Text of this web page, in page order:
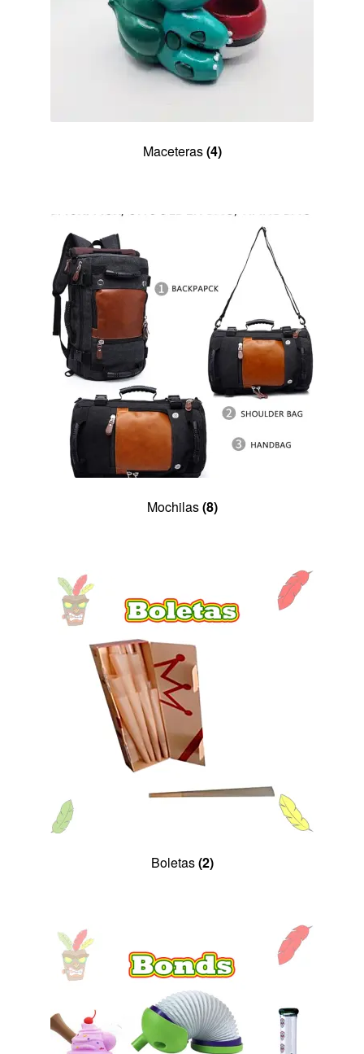
Maceteras(4)
Mochilas(8)
Boletas(2)